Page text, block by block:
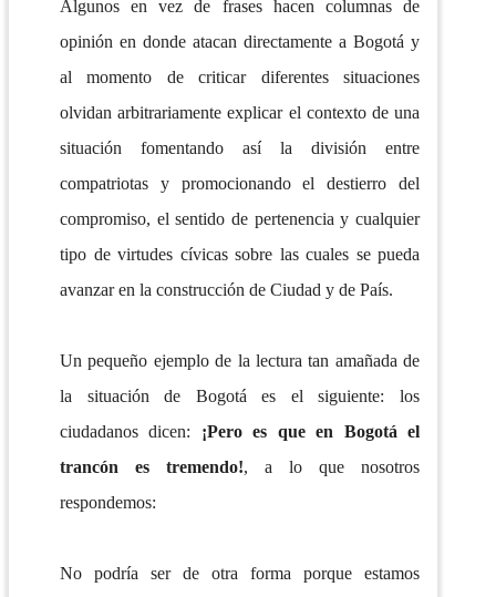
Algunos en vez de frases hacen columnas de
opinión en donde atacan directamente a Bogotá y
al momento de criticar diferentes situaciones
olvidan arbitrariamente explicar el contexto de una
situación fomentando así la división entre
compatriotas y promocionando el destierro del
compromiso, el sentido de pertenencia y cualquier
tipo de virtudes cívicas sobre las cuales se pueda
avanzar en la construcción de Ciudad y de País.
Un pequeño ejemplo de la lectura tan amañada de
la situación de Bogotá es el siguiente: los
ciudadanos dicen: ¡Pero es que en Bogotá el
trancón es tremendo!, a lo que nosotros
respondemos:
No podría ser de otra forma porque estamos